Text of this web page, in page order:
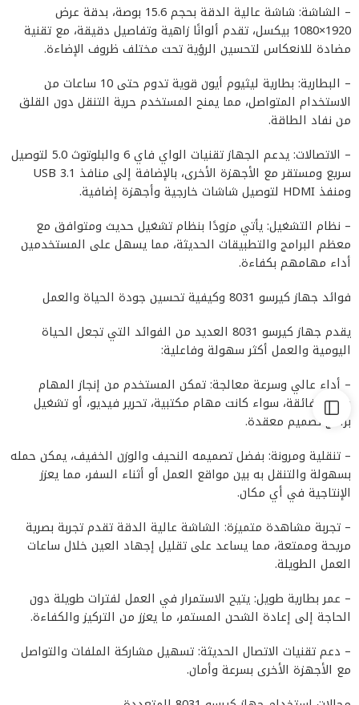
– الشاشة: شاشة عالية الدقة بحجم 15.6 بوصة، بدقة عرض
1920×1080 بيكسل، تقدم ألوانًا زاهية وتفاصيل دقيقة، مع تقنية
مضادة للانعكاس لتحسين الرؤية تحت مختلف ظروف الإضاءة.
– البطارية: بطارية ليثيوم أيون قوية تدوم حتى 10 ساعات من
الاستخدام المتواصل، مما يمنح المستخدم حرية التنقل دون القلق
من نفاد الطاقة.
– الاتصالات: يدعم الجهاز تقنيات الواي فاي 6 والبلوتوث 5.0 لتوصيل
سريع ومستقر مع الأجهزة الأخرى، بالإضافة إلى منافذ USB 3.1
ومنفذ HDMI لتوصيل شاشات خارجية وأجهزة إضافية.
– نظام التشغيل: يأتي مزودًا بنظام تشغيل حديث ومتوافق مع
معظم البرامج والتطبيقات الحديثة، مما يسهل على المستخدمين
أداء مهامهم بكفاءة.
فوائد جهاز كيرسو 8031 وكيفية تحسين جودة الحياة والعمل
يقدم جهاز كيرسو 8031 العديد من الفوائد التي تجعل الحياة
اليومية والعمل أكثر سهولة وفاعلية:
– أداء عالي وسرعة معالجة: تمكن المستخدم من إنجاز المهام
بسرعة فائقة، سواء كانت مهام مكتبية، تحرير فيديو، أو تشغيل
برامج تصميم معقدة.
– تنقلية ومرونة: بفضل تصميمه النحيف والوزن الخفيف، يمكن حمله
بسهولة والتنقل به بين مواقع العمل أو أثناء السفر، مما يعزز
الإنتاجية في أي مكان.
– تجربة مشاهدة متميزة: الشاشة عالية الدقة تقدم تجربة بصرية
مريحة وممتعة، مما يساعد على تقليل إجهاد العين خلال ساعات
العمل الطويلة.
– عمر بطارية طويل: يتيح الاستمرار في العمل لفترات طويلة دون
الحاجة إلى إعادة الشحن المستمر، ما يعزز من التركيز والكفاءة.
– دعم تقنيات الاتصال الحديثة: تسهيل مشاركة الملفات والتواصل
مع الأجهزة الأخرى بسرعة وأمان.